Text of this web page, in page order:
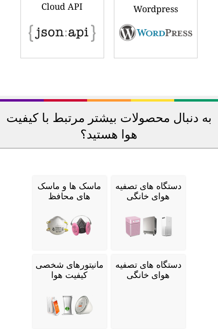
Wordpress
Cloud API
به دنبال محصولات بیشتر مرتبط با کیفیت
هوا هستید؟
دستگاه های تصفیه
هوای خانگی
ماسک ها و ماسک
های محافظ
دستگاه های تصفیه
هوای خانگی
مانیتورهای شخصی
کیفیت هوا